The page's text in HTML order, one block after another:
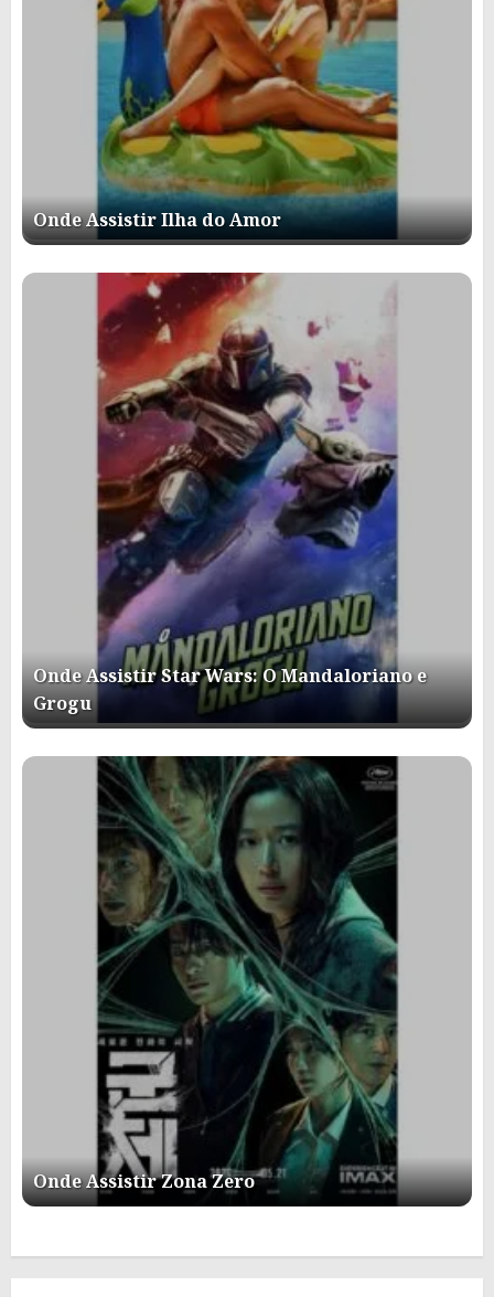
Onde Assistir Ilha do Amor
Onde Assistir Star Wars: O Mandaloriano e
Grogu
Onde Assistir Zona Zero